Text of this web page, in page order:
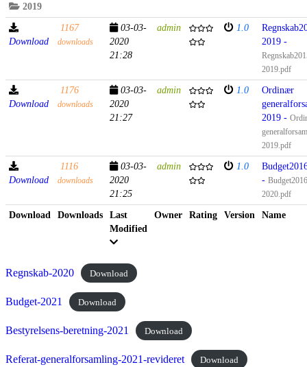
Download Downloads
Last
Modified
Owner Rating Version Name
2019
Download
1167
downloads
03-03-
2020
21:28
admin 1.0
2019 -
2019.pdf
Download
1176
downloads
03-03-
2020
21:27
admin 1.0
Ordinær
2019 -
2019.pdf
Download
1116
downloads
03-03-
2020
21:25
admin 1.0
-
2020.pdf
Regnskab-2020 Download
Budget-2021 Download
Bestyrelsens-beretning-2021 Download
Referat-generalforsamling-2021-revideret Download